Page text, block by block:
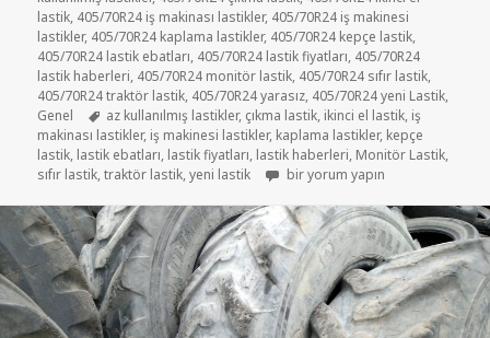
lastik, 405/70R24 iş makinası lastikler, 405/70R24 iş makinesi
lastikler, 405/70R24 kaplama lastikler, 405/70R24 kepçe lastik,
405/70R24 lastik ebatları, 405/70R24 lastik fiyatları, 405/70R24
lastik haberleri, 405/70R24 monitör lastik, 405/70R24 sıfır lastik,
405/70R24 traktör lastik, 405/70R24 yarasız, 405/70R24 yeni Lastik,
Genel
Etiketler
az kullanılmış lastikler, çıkma lastik, ikinci el lastik, iş
makinası lastikler, iş makinesi lastikler, kaplama lastikler, kepçe
lastik, lastik ebatları, lastik fiyatları, lastik haberleri, Monitör Lastik,
sıfır lastik,traktör lastik,yeni lastik 405/70R24 (16/70R24) İKİNCİ EL
bir yorum yapın